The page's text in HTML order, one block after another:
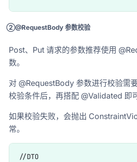
②@RequestBody 参数校验
Post、Put 请求的参数推荐使用
数。
对 @RequestBody 参数进行校验需
校验条件后，再搭配 @Validated 即
如果校验失败，会抛出
常。
//DTO